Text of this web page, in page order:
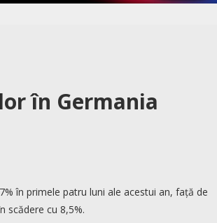
în Germania
în primele patru luni ale acestui an, față de
scădere cu 8,5%.